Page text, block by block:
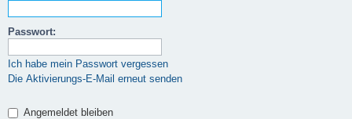
Passwort:
Ich habe mein Passwort vergessen
Die Aktivierungs-E-Mail erneut senden
Angemeldet bleiben